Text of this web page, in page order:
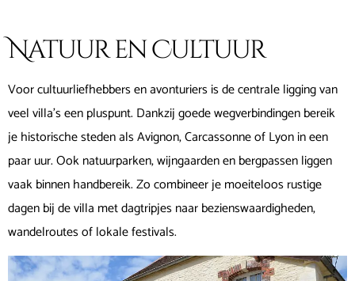
Natuur en Cultuur
Voor cultuurliefhebbers en avonturiers is de centrale ligging van
veel villa’s een pluspunt. Dankzij goede wegverbindingen bereik
je historische steden als Avignon, Carcassonne of Lyon in een
paar uur. Ook natuurparken, wijngaarden en bergpassen liggen
vaak binnen handbereik. Zo combineer je moeiteloos rustige
dagen bij de villa met dagtripjes naar bezienswaardigheden,
wandelroutes of lokale festivals.